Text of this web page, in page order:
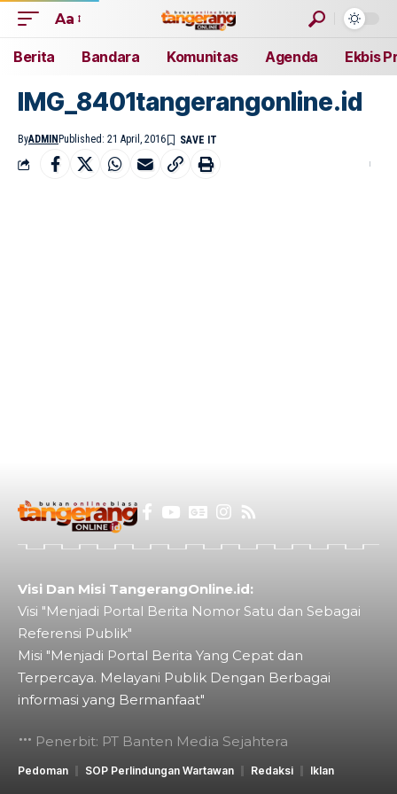
Aa
Berita Bandara Komunitas Agenda Ekbis
IMG_8401tangerangonline.id
ByADMIN Published: 21 April, 2016
Visi Dan Misi TangerangOnline.id:
Visi "Menjadi Portal Berita Nomor Satu dan Sebagai
Referensi Publik"
Misi "Menjadi Portal Berita Yang Cepat dan
Terpercaya. Melayani Publik Dengan Berbagai
informasi yang Bermanfaat"
Penerbit: PT Banten Media Sejahtera
Pedoman SOP Perlindungan Wartawan Redaksi Iklan